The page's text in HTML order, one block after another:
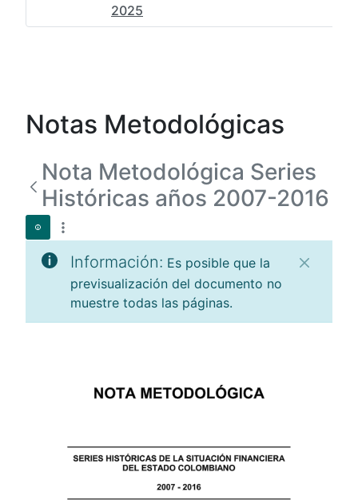
2025
Notas Metodológicas
Nota Metodológica Series
Históricas años 2007-2016
Información: Es posible que la
previsualización del documento no
muestre todas las páginas.